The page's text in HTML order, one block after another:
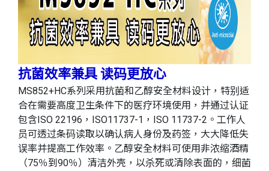
抗菌效率兼具 读码更放心
MS852+HC系列采用抗菌和乙醇安全材料设计，特别适
合在需要高度卫生条件下的医疗环境使用，并通过认证
包含ISO 22196，ISO11737-1，ISO 11737-2。工作人
员可透过条码读取以确认病人身份及药签，大大降低失
误率并提高工作效率。乙醇安全材料可使用非浓缩酒精
（75％到90％）清洁外壳，以杀死或清除表面的，细菌